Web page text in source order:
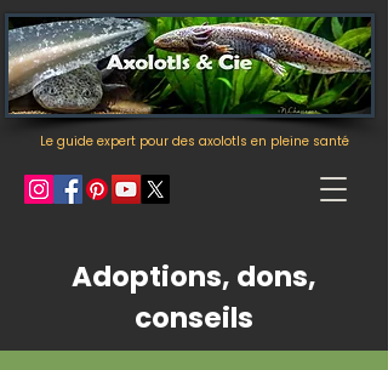
Le guide expert pour des axolotls en pleine santé
Adoptions, dons,
conseils